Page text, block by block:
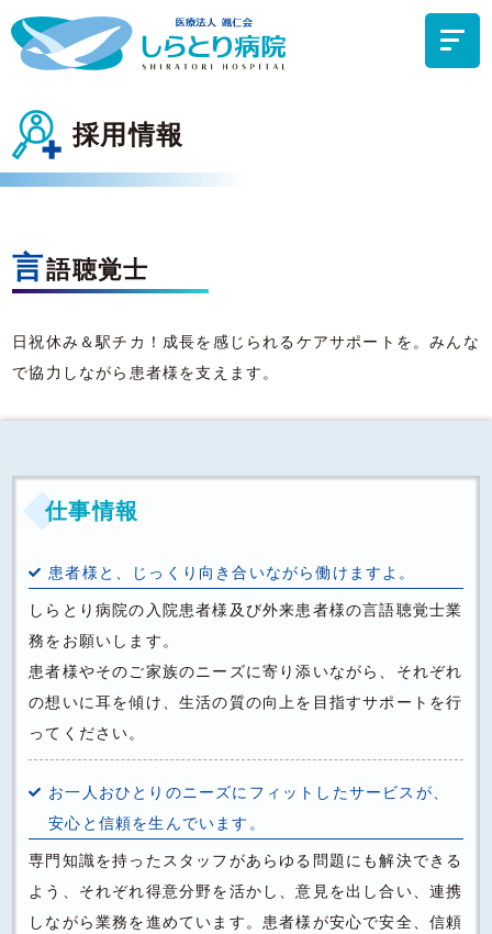
採用情報
言語聴覚士
日祝休み＆駅チカ！成長を感じられるケアサポートを。みんな
で協力しながら患者様を支えます。
仕事情報
患者様と、じっくり向き合いながら働けますよ。
しらとり病院の入院患者様及び外来患者様の言語聴覚士業
務をお願いします。
患者様やそのご家族のニーズに寄り添いながら、それぞれ
の想いに耳を傾け、生活の質の向上を目指すサポートを行
ってください。
お一人おひとりのニーズにフィットしたサービスが、
安心と信頼を生んでいます。
専門知識を持ったスタッフがあらゆる問題にも解決できる
よう、それぞれ得意分野を活かし、意見を出し合い、連携
しながら業務を進めています。患者様が安心で安全、信頼